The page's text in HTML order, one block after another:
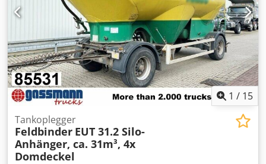
1 / 15
Tankoplegger
Feldbinder EUT 31.2 Silo-
Anhänger, ca. 31m³, 4x
Domdeckel